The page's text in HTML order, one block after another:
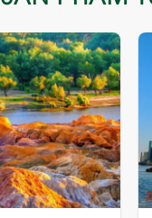
Add
to
wishlist